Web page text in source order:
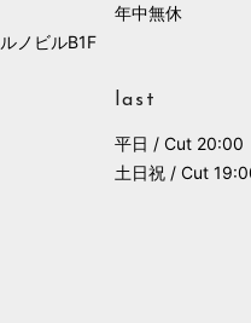
ノビルB1F
年中無休
last
平日 / Cut 20:00
土日祝 / Cut